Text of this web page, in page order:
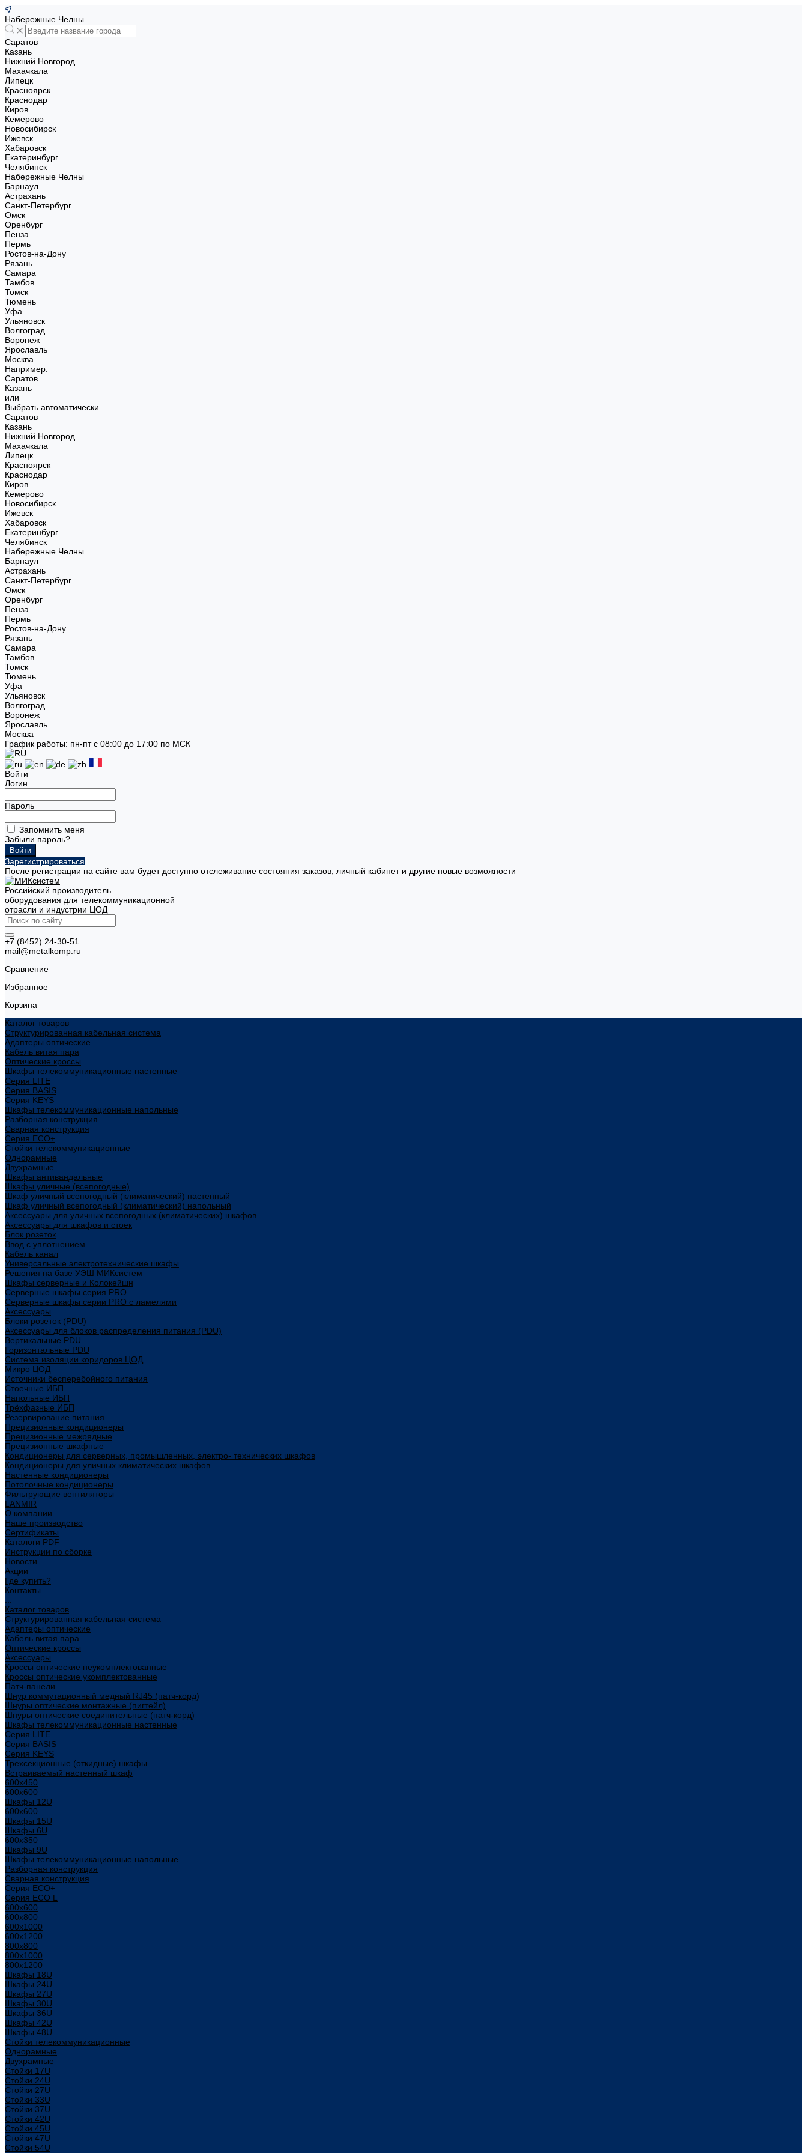
Набережные Челны
Саратов
Казань
Нижний Новгород
Махачкала
Липецк
Красноярск
Краснодар
Киров
Кемерово
Новосибирск
Ижевск
Хабаровск
Екатеринбург
Челябинск
Набережные Челны
Барнаул
Астрахань
Санкт-Петербург
Омск
Оренбург
Пенза
Пермь
Ростов-на-Дону
Рязань
Самара
Тамбов
Томск
Тюмень
Уфа
Ульяновск
Волгоград
Воронеж
Ярославль
Москва
Например:
Саратов
Казань
или
Выбрать автоматически
Саратов
Казань
Нижний Новгород
Махачкала
Липецк
Красноярск
Краснодар
Киров
Кемерово
Новосибирск
Ижевск
Хабаровск
Екатеринбург
Челябинск
Набережные Челны
Барнаул
Астрахань
Санкт-Петербург
Омск
Оренбург
Пенза
Пермь
Ростов-на-Дону
Рязань
Самара
Тамбов
Томск
Тюмень
Уфа
Ульяновск
Волгоград
Воронеж
Ярославль
Москва
График работы: пн-пт с 08:00 до 17:00 по МСК
Войти
Логин
Пароль
Запомнить меня
Забыли пароль?
Зарегистрироваться
После регистрации на сайте вам будет доступно отслеживание состояния заказов, личный кабинет и другие новые возможности
Российский производитель
оборудования для телекоммуникационной
отрасли и индустрии ЦОД
+7 (8452) 24-30-51
mail@metalkomp.ru
Сравнение
Избранное
Корзина
Каталог товаров
Структурированная кабельная система
Адаптеры оптические
Кабель витая пара
Оптические кроссы
Шкафы телекоммуникационные настенные
Cерия LITE
Cерия BASIS
Cерия KEYS
Шкафы телекоммуникационные напольные
Разборная конструкция
Сварная конструкция
Серия ECO+
Стойки телекоммуникационные
Однорамные
Двухрамные
Шкафы антивандальные
Шкафы уличные (всепогодные)
Шкаф уличный всепогодный (климатический) настенный
Шкаф уличный всепогодный (климатический) напольный
Аксессуары для уличных всепогодных (климатических) шкафов
Аксессуары для шкафов и стоек
Блок розеток
Ввод с уплотнением
Кабель канал
Универсальные электротехнические шкафы
Решения на базе УЭШ МИКсистем
Шкафы серверные и Колокейшн
Серверные шкафы серия PRO
Серверные шкафы серии PRO с ламелями
Аксессуары
Блоки розеток (PDU)
Аксессуары для блоков распределения питания (PDU)
Вертикальные PDU
Горизонтальные PDU
Система изоляции коридоров ЦОД
Микро ЦОД
Источники бесперебойного питания
Стоечные ИБП
Напольные ИБП
Трёхфазные ИБП
Резервирование питания
Прецизионные кондиционеры
Прецизионные межрядные
Прецизионные шкафные
Кондиционеры для серверных, промышленных, электро- технических шкафов
Кондиционеры для уличных климатических шкафов
Настенные кондиционеры
Потолочные кондиционеры
Фильтрующие вентиляторы
LANMIR
О компании
Наше производство
Сертификаты
Каталоги PDF
Инструкции по сборке
Новости
Акции
Где купить?
Контакты
Каталог товаров
Структурированная кабельная система
Адаптеры оптические
Кабель витая пара
Оптические кроссы
Аксессуары
Кроссы оптические неукомплектованные
Кроссы оптические укомплектованные
Патч-панели
Шнур коммутационный медный RJ45 (патч-корд)
Шнуры оптические монтажные (пигтейл)
Шнуры оптические соединительные (патч-корд)
Шкафы телекоммуникационные настенные
Cерия LITE
Cерия BASIS
Cерия KEYS
Трехсекционные (откидные) шкафы
Встраиваемый настенный шкаф
600x450
600x600
Шкафы 12U
600x600
Шкафы 15U
Шкафы 6U
600x350
Шкафы 9U
Шкафы телекоммуникационные напольные
Разборная конструкция
Сварная конструкция
Серия ECO+
Серия ECO L
600x600
600x800
600х1000
600х1200
800x800
800х1000
800х1200
Шкафы 18U
Шкафы 24U
Шкафы 27U
Шкафы 30U
Шкафы 36U
Шкафы 42U
Шкафы 48U
Стойки телекоммуникационные
Однорамные
Двухрамные
Стойки 17U
Стойки 24U
Стойки 27U
Стойки 33U
Стойки 37U
Стойки 42U
Стойки 45U
Стойки 47U
Стойки 54U